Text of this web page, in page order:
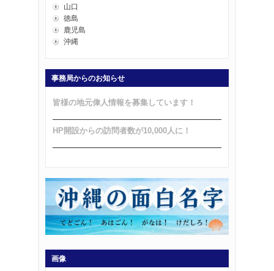
山口
徳島
鹿児島
沖縄
事務局からのお知らせ
皆様の地元偉人情報を募集しています！
HP開設からの訪問者数が10,000人に！
画像